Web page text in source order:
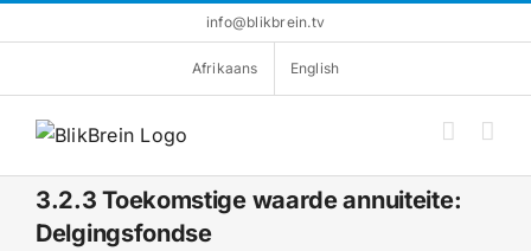
to
info@blikbrein.tv
Afrikaans English
3.2.3 Toekomstige waarde annuiteite:
Delgingsfondse